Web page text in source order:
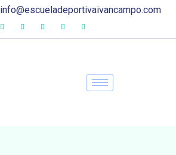
info@escueladeportivaivancampo.com